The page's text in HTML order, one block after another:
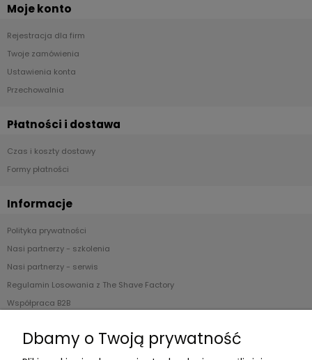
Moje konto
Rejestracja dla firm
Twoje zamówienia
Ustawienia konta
Przechowalnia
Płatności i dostawa
Czas i koszty dostawy
Formy płatności
Informacje
Polityka prywatności
Nasi partnerzy - szkolenia
Nasi partnerzy - serwis
Regulamin Losowania z The Shave Factory
Współpraca B2B
O nas
Dbamy o Twoją prywatność